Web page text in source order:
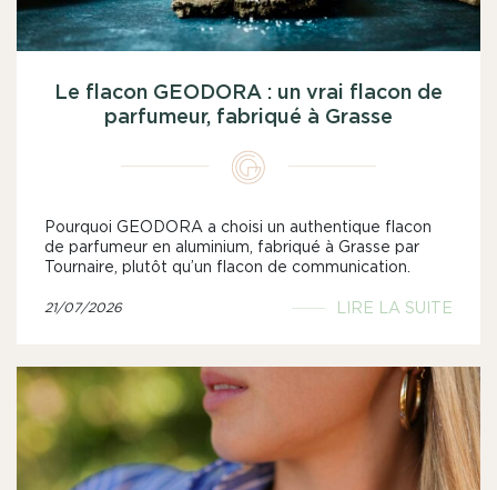
Le flacon GEODORA : un vrai flacon de
parfumeur, fabriqué à Grasse
Pourquoi GEODORA a choisi un authentique flacon
de parfumeur en aluminium, fabriqué à Grasse par
Tournaire, plutôt qu’un flacon de communication.
21/07/2026 LIRE LA SUITE